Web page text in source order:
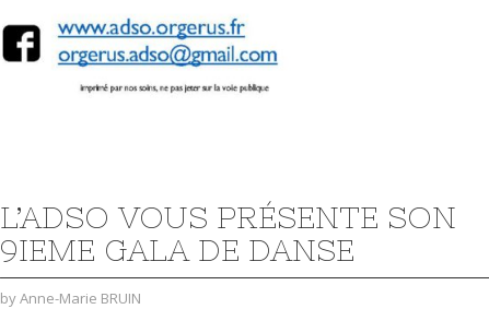
L’ADSO VOUS PRÉSENTE SON
9IEME GALA DE DANSE
byAnne-Marie BRUIN